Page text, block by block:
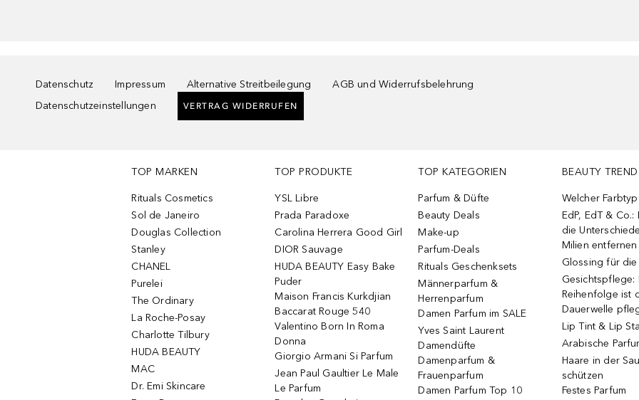
Datenschutz Impressum Alternative Streitbeilegung
AGB und Widerrufsbelehrung
Datenschutzeinstellungen
VERTRAG WIDERRUFEN
TOP MARKEN
Rituals Cosmetics
Sol de Janeiro
Douglas Collection
Stanley
CHANEL
Purelei
The Ordinary
La Roche-Posay
Charlotte Tilbury
HUDA BEAUTY
MAC
Dr. Emi Skincare
TOP PRODUKTE
YSL Libre
Prada Paradoxe
Carolina Herrera Good Girl
DIOR Sauvage
HUDA BEAUTY Easy Bake
Puder
Maison Francis Kurkdjian
Baccarat Rouge 540
Valentino Born In Roma
Donna
Giorgio Armani Si Parfum
Jean Paul Gaultier Le Male
Le Parfum
TOP KATEGORIEN
Parfum & Düfte
Beauty Deals
Make-up
Parfum-Deals
Rituals Geschenksets
Männerparfum &
Herrenparfum
Damen Parfum im SALE
Yves Saint Laurent
Damendüfte
Damenparfum &
Frauenparfum
Damen Parfum Top 10
BEAUTY
Welcher
EdP, EdT &
die
Milien entfernen
Glossing für die
Gesichtspflege:
Reihenfolge ist
Dauerwelle
Lip Tint & Lip
Arabische
Haare in der
schützen
Festes Parfum